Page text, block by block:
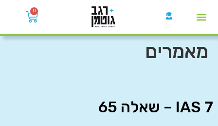
0
מאמרים
IAS 7 – שאלה 65